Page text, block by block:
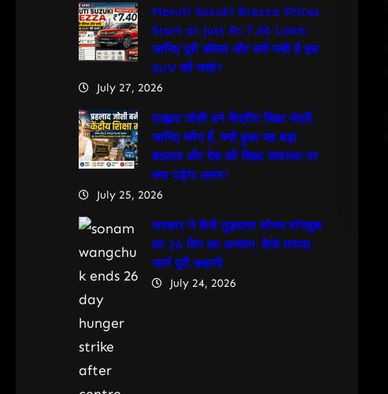
Maruti Suzuki Brezza Prices
Start at Just Rs 7.40 Lakh:
जानिए पूरी कीमत और क्यों मची है इस
SUV की चर्चा?
July 27, 2026
प्रह्लाद जोशी बने केंद्रीय शिक्षा मंत्री:
जानिए कौन हैं, क्यों हुआ यह बड़ा
बदलाव और देश की शिक्षा व्यवस्था पर
क्या पड़ेगा असर?
July 25, 2026
सरकार ने कैसे तुड़वाया सोनम वांगचुक
का 26 दिन का अनशन, कैसे मनाया,
जानें पूरी कहानी
July 24, 2026